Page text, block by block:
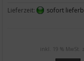
Lieferzeit:
sofort
inkl. 19 % MwSt.